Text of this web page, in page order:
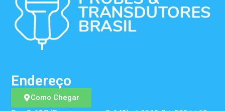
Como Chegar
Endereço